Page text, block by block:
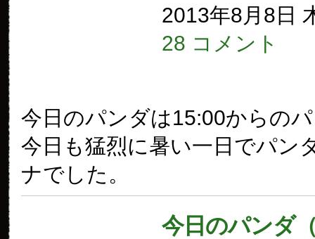
2013年8月8日
28 コメント
今日のパンダは15:00からの
今日も猛烈に暑い一日でパン
ナでした。
今日のパンダ